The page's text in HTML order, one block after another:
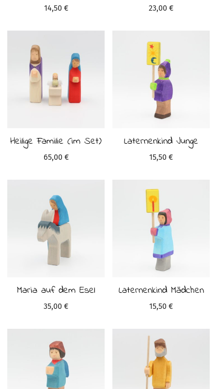
14,50 € 23,00 €
Heilige Familie (im Set)
65,00 €
Laternenkind Junge
15,50 €
Maria auf dem Esel
35,00 €
Laternenkind Mädchen
15,50 €